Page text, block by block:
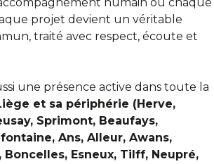
projet devient un véritable
traité avec respect, écoute et
une présence active dans toute la
et sa périphérie (Herve,
Sprimont, Beaufays,
Ans, Alleur, Awans,
Boncelles, Esneux, Tilff, Neupré,